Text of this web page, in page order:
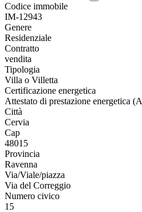
Codice immobile
IM-12943
Genere
Residenziale
Contratto
vendita
Tipologia
Villa o Villetta
Certificazione energetica
Attestato di prestazione energetica
Città
Cervia
Cap
48015
Provincia
Ravenna
Via/Viale/piazza
Via del Correggio
Numero civico
15